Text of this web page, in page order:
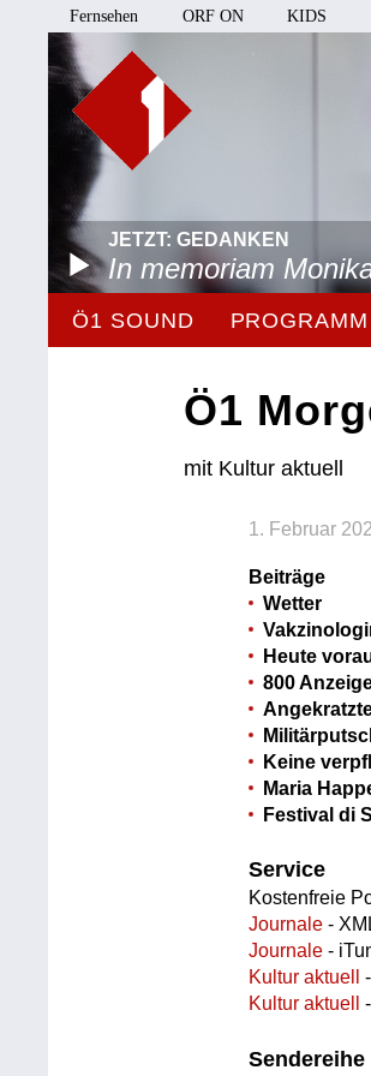
Fernsehen ORF ON KIDS
JETZT: GEDANKEN
In memoriam
Ö1 SOUND PROGRAMM
Ö1
mit Kultur aktuell
1. Februar
Beiträge
Wetter
Heute
800
Keine
Maria
Festival di
Service
Kostenfreie
Journale -
Journale -
Kultur aktuell
Kultur aktuell
Sendereihe